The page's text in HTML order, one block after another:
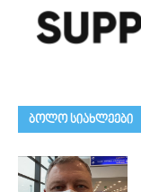
ᲑᲝᲚᲝ ᲡᲘᲐᲮᲚᲔᲔᲑᲘ